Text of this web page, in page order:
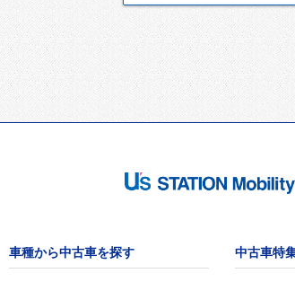
車種から中古車を探す 中古車特